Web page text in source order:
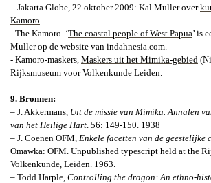
– Jakarta Globe, 22 oktober 2009: Kal Muller over
Kamoro
- The Kamoro. ‘The coastal people of West Papua’ is
Muller op de website van indahnesia.com.
- Kamoro-maskers, Maskers uit het Mimika-gebied
Rijksmuseum voor Volkenkunde Leiden.
9. Bronnen:
– J. Akkermans, Uit de missie van Mimika. Annalen
van het Heilige Hart . 56: 149-150. 1938
– J. Coenen OFM, Enkele facetten van de geestelijke
Omawka: OFM. Unpublished typescript held at the
Volkenkunde, Leiden. 1963.
– Todd Harple, Controlling the dragon : An ethno-